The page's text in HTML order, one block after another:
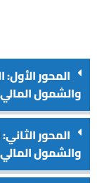
المحور
والشمول
المحور
والشمول المالي